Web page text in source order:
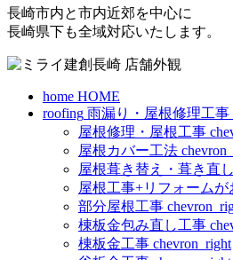
長崎市内と市内近郊を中心に
長崎県下も全域対応いたします。
home HOME
roofing 雨漏り・屋根修理工事
屋根修理・屋根工事
屋根カバー工法
屋根葺き替え・葺き直し
屋根工事+リフォームが
部分屋根工事
棟板金包み直し工事
棟板金工事 chevron_right